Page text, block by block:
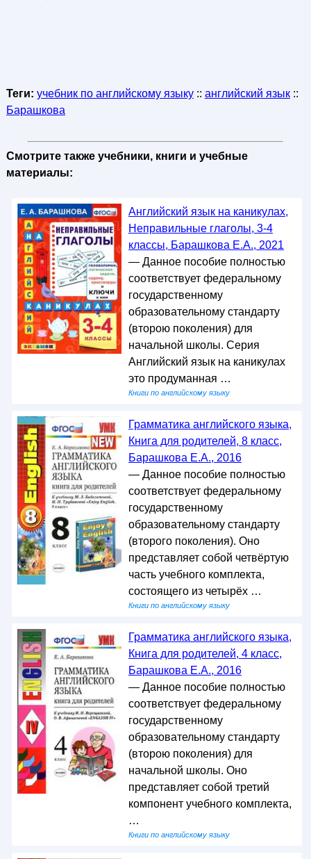
Теги: учебник по английскому языку:: английский язык::
Барашкова
Смотрите также учебники, книги и учебные
материалы:
Английский язык на каникулах,
Неправильные глаголы, 3-4
классы, Барашкова Е.А., 2021
— Данное пособие полностью
соответствует федеральному
государственному
образовательному стандарту
(второю поколения) для
начальной школы. Серия
Английский язык на каникулах
это продуманная …
Книги по английскому языку
Грамматика английского языка,
Книга для родителей, 8 класс,
Барашкова Е.А., 2016
— Данное пособие полностью
соответствует федеральному
государственному
образовательному стандарту
(второго поколения). Оно
представляет собой четвёртую
часть учебного комплекта,
состоящего из четырёх …
Книги по английскому языку
Грамматика английского языка,
Книга для родителей, 4 класс,
Барашкова Е.А., 2016
— Данное пособие полностью
соответствует федеральному
государственному
образовательному стандарту
(второю поколения) для
начальной школы. Оно
представляет собой третий
компонент учебного комплекта,
…
Книги по английскому языку